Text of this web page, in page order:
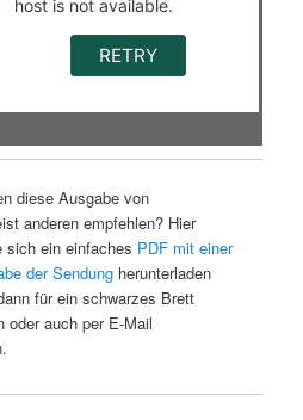
diese Ausgabe von
anderen empfehlen? Hier
sich ein einfaches PDF mit einer
der Sendungherunterladen
für ein schwarzes Brett
oder auch per E-Mail